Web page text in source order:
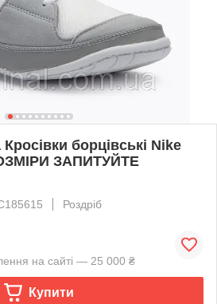
борцівські Nike
ЗАПИТУЙТЕ
Роздріб
на сайті — 25 000 ₴
Купити